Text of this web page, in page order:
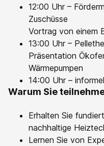
12:00 Uhr –
Zuschüsse
Vortrag von einem
13:00 Uhr –
Präsentation
Wärmepumpen
14:00 Uhr –
Warum Sie
Erhalten Sie
nachhaltige
Lernen Sie von